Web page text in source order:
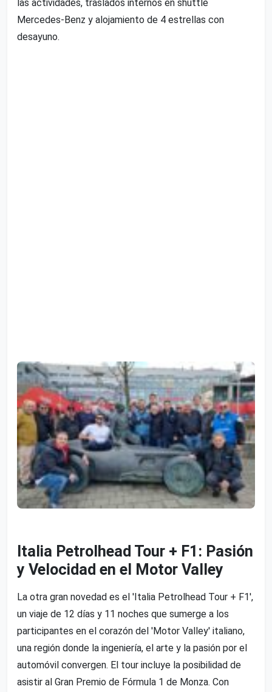
las actividades, traslados internos en shuttle
Mercedes-Benz y alojamiento de 4 estrellas con
desayuno.
Italia Petrolhead Tour + F1: Pasión
y Velocidad en el Motor Valley
La otra gran novedad es el 'Italia Petrolhead Tour + F1',
un viaje de 12 días y 11 noches que sumerge a los
participantes en el corazón del 'Motor Valley' italiano,
una región donde la ingeniería, el arte y la pasión por el
automóvil convergen. El tour incluye la posibilidad de
asistir al Gran Premio de Fórmula 1 de Monza. Con